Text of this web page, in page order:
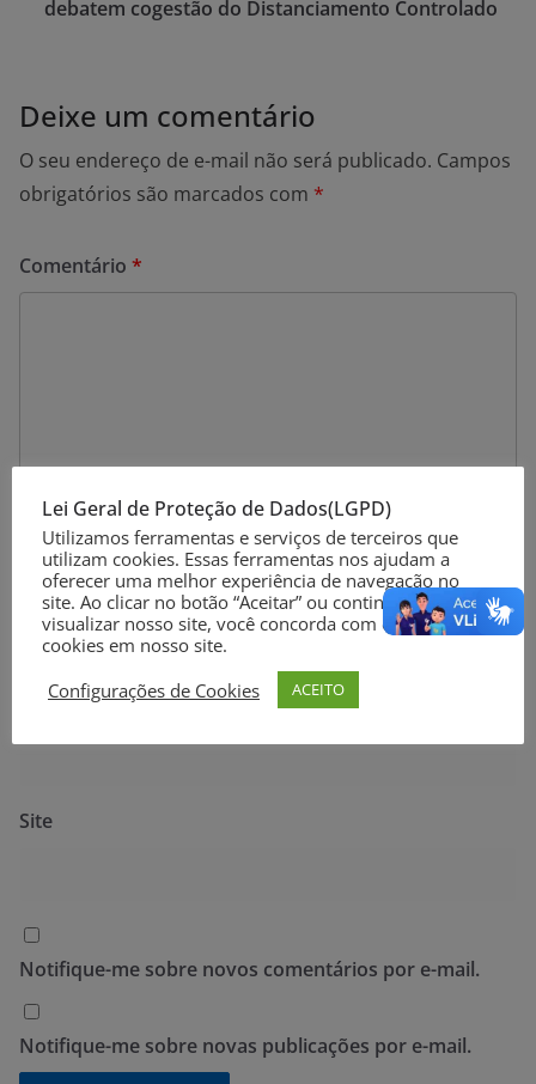
debatem cogestão do Distanciamento Controlado
Deixe um comentário
O seu endereço de e-mail não será publicado. Campos
obrigatórios são marcados com *
Comentário *
Nome*
E-mail*
Site
Notifique-me sobre novos comentários por e-mail.
Notifique-me sobre novas publicações por e-mail.
Lei Geral de Proteção de Dados(LGPD)
Utilizamos ferramentas e serviços de terceiros que
utilizam cookies. Essas ferramentas nos ajudam a
oferecer uma melhor experiência de navegação no
site. Ao clicar no botão “Aceitar” ou continuar a
visualizar nosso site, você concorda com o uso de
cookies em nosso site.
Configurações de Cookies
ACEITO